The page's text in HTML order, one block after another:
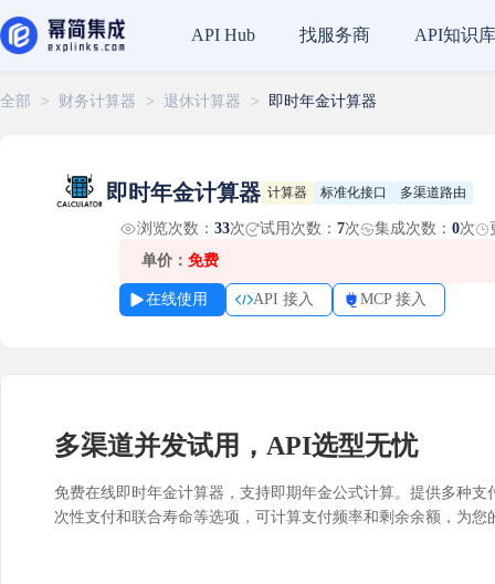
全部 > 财务计算器 > 退休计算器 > 即时年金计算器
即时年金计算器 计算器 标准化接口 多渠道路由
浏览次数： 33次 试用次数： 7次 集成次数： 0次
单价： 免费
在线使用 API 接入 MCP 接入
多渠道并发试用，API选型无忧
免费在线即时年金计算器，支持即期年金公式计算。提供多种支
次性支付和联合寿命等选项，可计算支付频率和剩余余额，为您
API Hub 找服务商 API知识库